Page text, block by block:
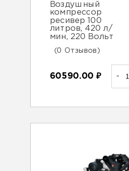
Воздушный
компрессор
ресивер 100
литров, 420 л/
мин, 220 Вольт
(0 Отзывов)
60590.00 ₽ -